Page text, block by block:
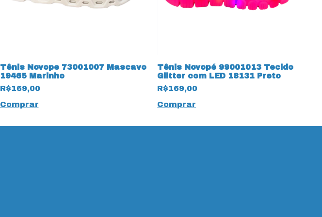
Tênis Novope 73001007 Mascavo
19465 Marinho
R$169,00
Comprar
Tênis Novopé 99001013 Tecido
Glitter com LED 18131 Preto
R$169,00
Comprar